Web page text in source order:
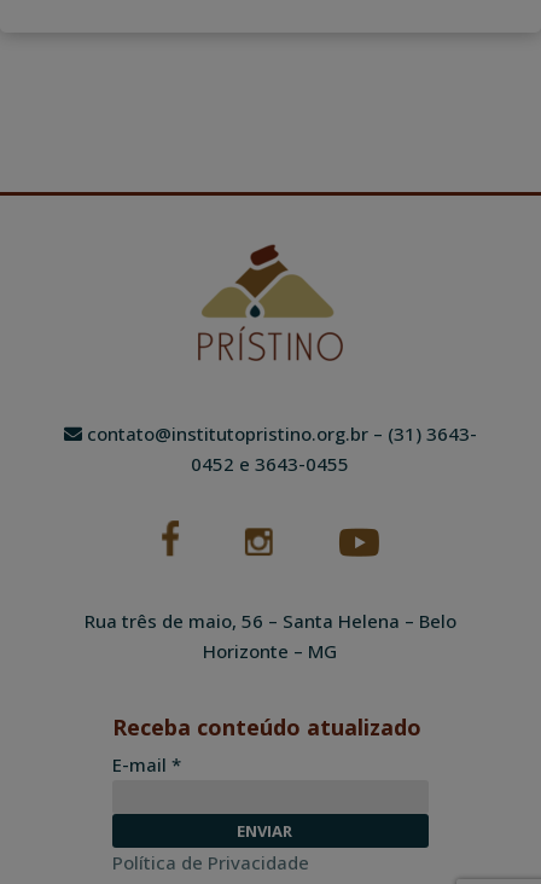
contato@institutopristino.org.br– (31) 3643-
0452 e 3643-0455
Rua três de maio, 56 – Santa Helena – Belo
Horizonte – MG
Receba conteúdo atualizado
E-mail *
Política de Privacidade